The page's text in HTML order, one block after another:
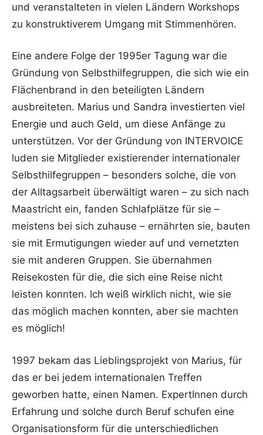
und veranstalteten in vielen Ländern Workshops
zu konstruktiverem Umgang mit Stimmenhören.
Eine andere Folge der 1995er Tagung war die
Gründung von Selbsthilfegruppen, die sich wie ein
Flächenbrand in den beteiligten Ländern
ausbreiteten. Marius und Sandra investierten viel
Energie und auch Geld, um diese Anfänge zu
unterstützen. Vor der Gründung von INTERVOICE
luden sie Mitglieder existierender internationaler
Selbsthilfegruppen – besonders solche, die von
der Alltagsarbeit überwältigt waren – zu sich nach
Maastricht ein, fanden Schlafplätze für sie –
meistens bei sich zuhause – ernährten sie, bauten
sie mit Ermutigungen wieder auf und vernetzten
sie mit anderen Gruppen. Sie übernahmen
Reisekosten für die, die sich eine Reise nicht
leisten konnten. Ich weiß wirklich nicht, wie sie
das möglich machen konnten, aber sie machten
es möglich!
1997 bekam das Lieblingsprojekt von Marius, für
das er bei jedem internationalen Treffen
geworben hatte, einen Namen. ExpertInnen durch
Erfahrung und solche durch Beruf schufen eine
Organisationsform für die unterschiedlichen